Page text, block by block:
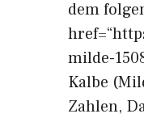
dem
milde-
Kalbe
Zahlen,